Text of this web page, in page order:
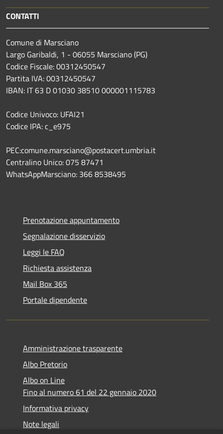
CONTATTI
Comune di Marsciano
Largo Garibaldi, 1 - 06055 Marsciano (PG)
Codice Fiscale: 00312450547
Partita IVA: 00312450547
IBAN: IT 63 D 01030 38510 000001115783
Codice Univoco: UFAI21
Codice IPA: c_e975
PEC:comune.marsciano@postacert.umbria.it
Centralino Unico: 075 87471
WhatsAppMarsciano: 366 8538495
Prenotazione appuntamento
Segnalazione disservizio
Leggi le FAQ
Richiesta assistenza
Mail Box 365
Portale dipendente
Amministrazione trasparente
Albo Pretorio
Albo on Line
Fino al numero 61 del 22 gennaio 2020
Informativa privacy
Note legali